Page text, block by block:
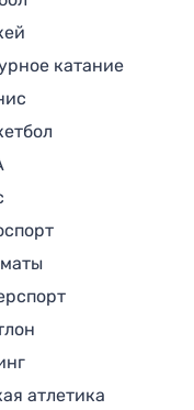
катание
атлетика